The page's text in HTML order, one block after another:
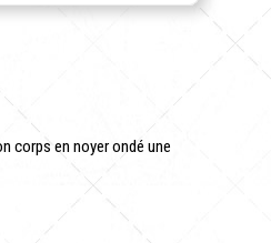
corps en noyer ondé une